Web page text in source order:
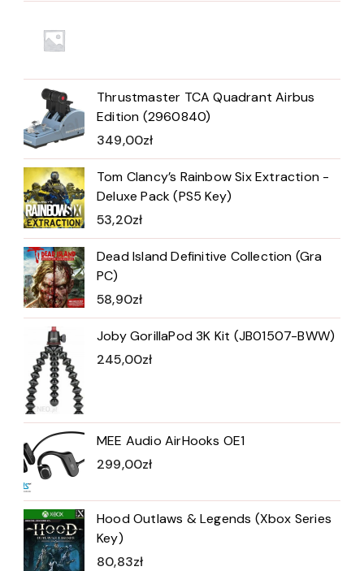
Thrustmaster TCA Quadrant Airbus
Edition (2960840)
349,00zł
Tom Clancy’s Rainbow Six Extraction -
Deluxe Pack (PS5 Key)
53,20zł
Dead Island Definitive Collection (Gra
PC)
58,90zł
Joby GorillaPod 3K Kit (JB01507-BWW)
245,00zł
MEE Audio AirHooks OE1
299,00zł
Hood Outlaws & Legends (Xbox Series
Key)
80,83zł